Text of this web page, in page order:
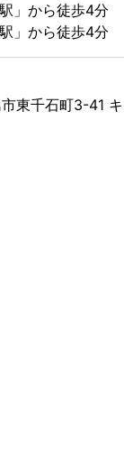
」から徒歩4分
」から徒歩4分
東千石町3-41 キ